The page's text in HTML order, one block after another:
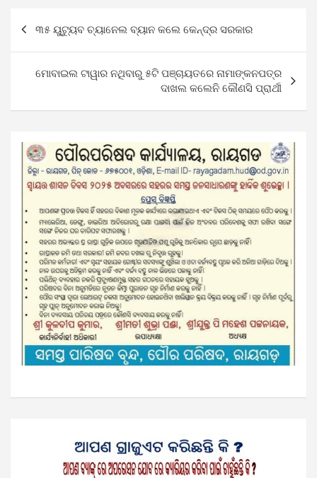
navigation
୩୫ ୟୁଟ୍ୟୁବ ଚ୍ୟାନେଲ ବ୍ୟାନ କଲେ କେନ୍ଦ୍ର ସରକାର
ମୋବାଇଲ ଟାୱାର ନଥିବାରୁ ୫ଟି ପଞ୍ଚାୟତରେ ନାମାଙ୍କନପତ୍ର
ଦାଖଲ କଲେନି କୌଣସି ପ୍ରାର୍ଥୀ